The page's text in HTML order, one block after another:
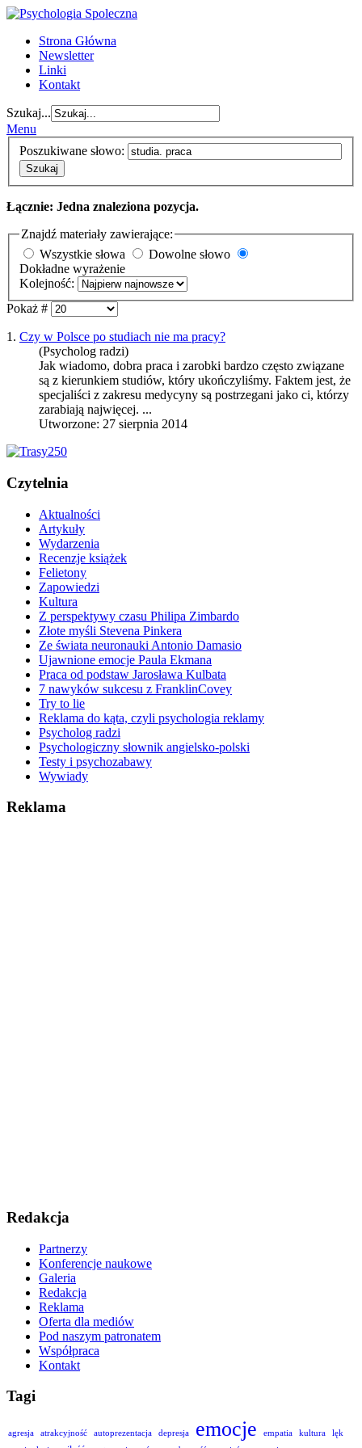
Strona Główna
Newsletter
Linki
Kontakt
Szukaj...
Menu
Poszukiwane słowo:
Szukaj
Łącznie: Jedna znaleziona pozycja.
Znajdź materiały zawierające:
Wszystkie słowa
Dowolne słowo
Dokładne wyrażenie
Kolejność:
Pokaż #
1. Czy w Polsce po studiach nie ma pracy?
(Psycholog radzi)
Jak wiadomo, dobra praca i zarobki bardzo często związane
są z kierunkiem studiów, który ukończyliśmy. Faktem jest, że
specjaliści z zakresu medycyny są postrzegani jako ci, którzy
zarabiają najwięcej. ...
Utworzone: 27 sierpnia 2014
Czytelnia
Aktualności
Artykuły
Wydarzenia
Recenzje książek
Felietony
Zapowiedzi
Kultura
Z perspektywy czasu Philipa Zimbardo
Złote myśli Stevena Pinkera
Ze świata neuronauki Antonio Damasio
Ujawnione emocje Paula Ekmana
Praca od podstaw Jarosława Kulbata
7 nawyków sukcesu z FranklinCovey
Try to lie
Reklama do kąta, czyli psychologia reklamy
Psycholog radzi
Psychologiczny słownik angielsko-polski
Testy i psychozabawy
Wywiady
Reklama
Redakcja
Partnerzy
Konferencje naukowe
Galeria
Redakcja
Reklama
Oferta dla mediów
Pod naszym patronatem
Współpraca
Kontakt
Tagi
agresja atrakcyjność autoprezentacja depresja emocje empatia kultura
lęk